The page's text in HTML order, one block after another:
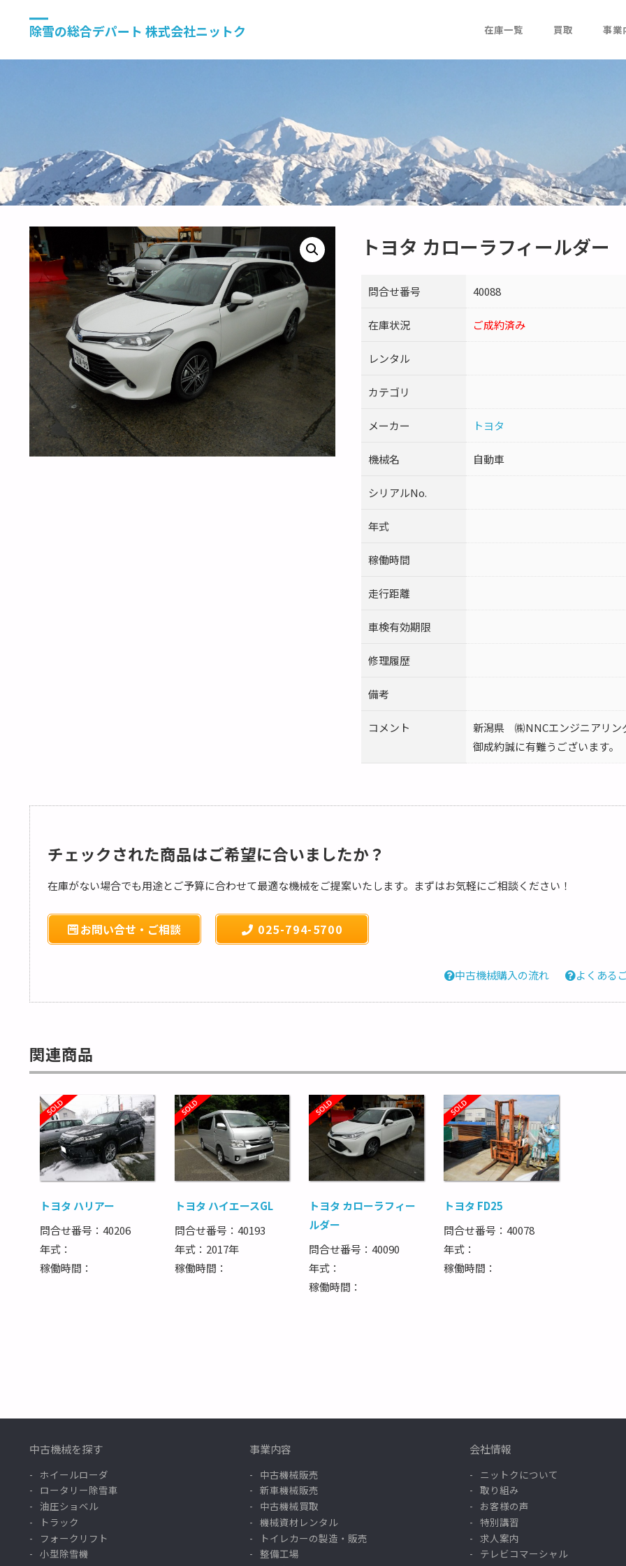
除雪の総合デパート 株式会社ニットク 在庫一覧 買取 事業
トヨタ カローラフィールダー
問合せ番号 40088
在庫状況 ご成約済み
レンタル
カテゴリ
メーカー トヨタ
機械名 自動車
シリアルNo.
年式
稼働時間
走行距離
車検有効期限
修理履歴
備考
コメント
新潟県 ㈱NNCエンジニアリン
御成約誠に有難うございます。
チェックされた商品はご希望に合いましたか？
在庫がない場合でも用途とご予算に合わせて最適な機械をご提案いたします。まずはお気軽にご相談ください！
お問い合せ・ご相談 025-794-5700
中古機械購入の流れ よくある
関連商品
トヨタ ハリアー
問合せ番号：40206
年式：
稼働時間：
トヨタ ハイエースGL
問合せ番号：40193
年式：2017年
稼働時間：
トヨタ カローラフィー
ルダー
問合せ番号：40090
年式：
稼働時間：
トヨタ FD25
問合せ番号：40078
年式：
稼働時間：
中古機械を探す
ホイールローダ
ロータリー除雪車
油圧ショベル
トラック
フォークリフト
小型除雪機
事業内容
中古機械販売
新車機械販売
中古機械買取
機械資材レンタル
トイレカーの製造・販売
整備工場
会社情報
ニットクについて
取り組み
お客様の声
特別講習
求人案内
テレビコマーシャル